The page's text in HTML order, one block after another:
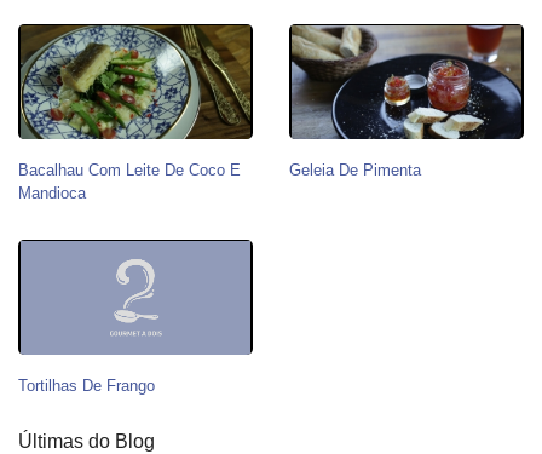
Bacalhau Com Leite De Coco E
Mandioca
Geleia De Pimenta
Tortilhas De Frango
Últimas do Blog